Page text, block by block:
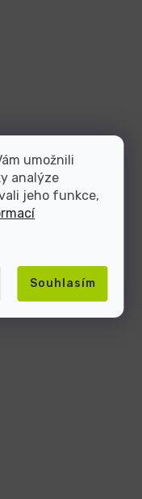
umožnili
analýze
jeho funkce,
Souhlasím